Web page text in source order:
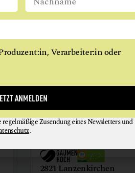
REITHALLE
WIEN
BIO-LANDWIRTSCHAFT
LILIENHOF
EIER + EIPRODUKTE
GEMÜSE
2821 Lanzenkirchen
Verarbeiter:in oder
ANMELDEN
Zusendung eines Newsletters und
.